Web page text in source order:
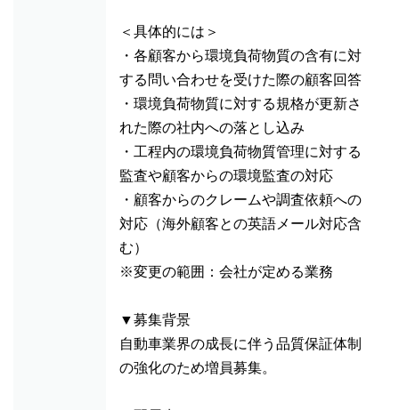
＜具体的には＞
・各顧客から環境負荷物質の含有に対
する問い合わせを受けた際の顧客回答
・環境負荷物質に対する規格が更新さ
れた際の社内への落とし込み
・工程内の環境負荷物質管理に対する
監査や顧客からの環境監査の対応
・顧客からのクレームや調査依頼への
対応（海外顧客との英語メール対応含
む）
※変更の範囲：会社が定める業務
▼募集背景
自動車業界の成長に伴う品質保証体制
の強化のため増員募集。